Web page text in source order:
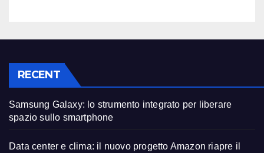
RECENT
Samsung Galaxy: lo strumento integrato per liberare
spazio sullo smartphone
Data center e clima: il nuovo progetto Amazon riapre il